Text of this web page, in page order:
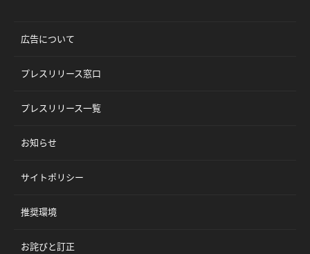
広告について
プレスリリース窓口
プレスリリース一覧
お知らせ
サイトポリシー
推奨環境
お詫びと訂正